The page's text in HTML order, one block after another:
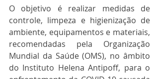
O objetivo é realizar medidas de
controle, limpeza e higienização de
ambiente, equipamentos e materiais,
recomendadas pela Organização
Mundial da Saúde (OMS), no âmbito
do Instituto Helena Antipoff, para o